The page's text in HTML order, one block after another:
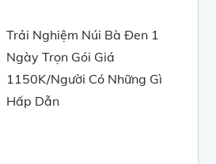
Trải Nghiệm Núi Bà Đen 1
Ngày Trọn Gói Giá
1150K/Người Có Những Gì
Hấp Dẫn